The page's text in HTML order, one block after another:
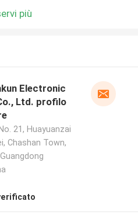
più
Electronic
Ltd. profilo
21, Huayuanzai
Chashan Town,